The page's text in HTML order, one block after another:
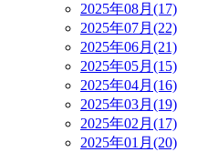
2025年08月(17)
2025年07月(22)
2025年06月(21)
2025年05月(15)
2025年04月(16)
2025年03月(19)
2025年02月(17)
2025年01月(20)